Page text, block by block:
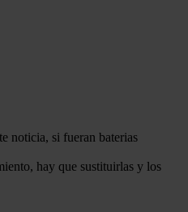
noticia, si fueran baterias
hay que sustituirlas y los